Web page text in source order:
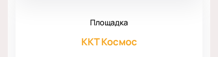
Площадка
ККТ Космос